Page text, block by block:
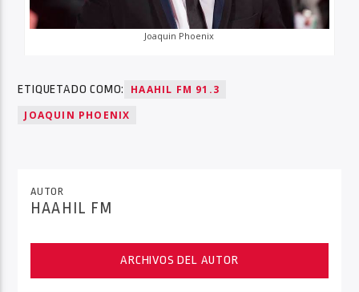
Joaquin Phoenix
ETIQUETADO COMO:
HAAHIL FM 91.3
JOAQUIN PHOENIX
AUTOR
HAAHIL FM
ARCHIVOS DEL AUTOR